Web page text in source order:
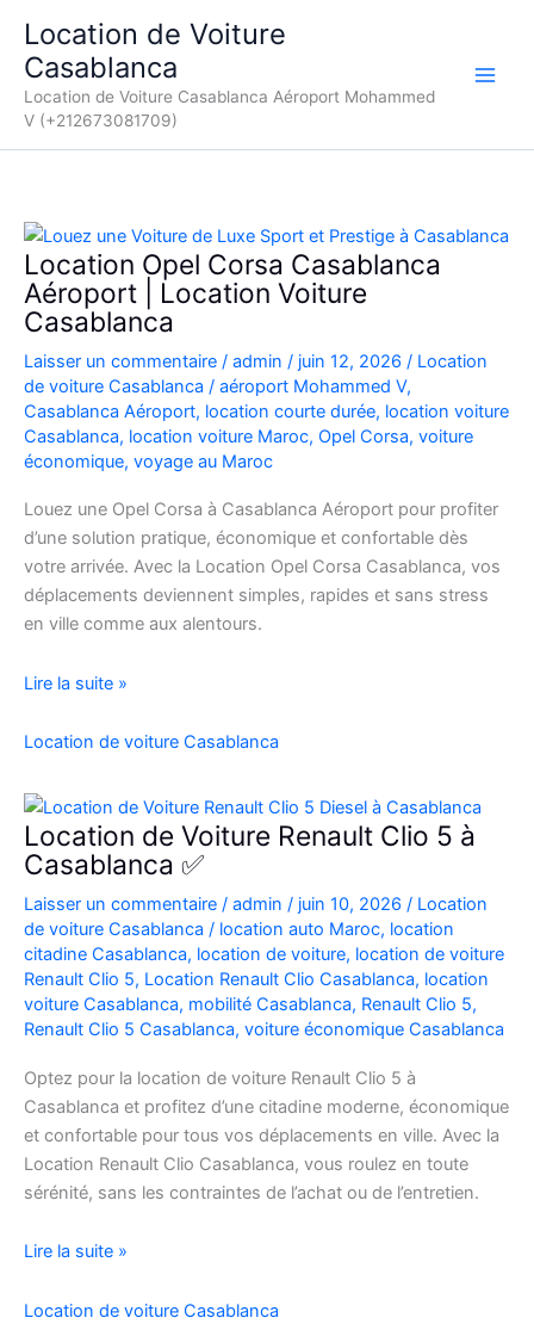
contenu
Location de Voiture
Casablanca
Location de Voiture Casablanca Aéroport Mohammed
V (+212673081709)
Location Opel Corsa Casablanca
Aéroport | Location Voiture
Casablanca
Laisser un commentaire / admin / juin 12, 2026 / Location
de voiture Casablanca / aéroport Mohammed V,
Casablanca Aéroport, location courte durée, location voiture
Casablanca, location voiture Maroc, Opel Corsa, voiture
économique, voyage au Maroc
Louez une Opel Corsa à Casablanca Aéroport pour profiter
d’une solution pratique, économique et confortable dès
votre arrivée. Avec la Location Opel Corsa Casablanca, vos
déplacements deviennent simples, rapides et sans stress
en ville comme aux alentours.
Location
Corsa
Aéroport
|
Location
Voiture
Casablanca
Lire la suite »
Location de voiture Casablanca
Location de Voiture Renault Clio 5 à
Casablanca ✅
Laisser un commentaire / admin / juin 10, 2026 / Location
de voiture Casablanca / location auto Maroc, location
citadine Casablanca, location de voiture, location de voiture
Renault Clio 5, Location Renault Clio Casablanca, location
voiture Casablanca, mobilité Casablanca, Renault Clio 5,
Renault Clio 5 Casablanca, voiture économique Casablanca
Optez pour la location de voiture Renault Clio 5 à
Casablanca et profitez d’une citadine moderne, économique
et confortable pour tous vos déplacements en ville. Avec la
Location Renault Clio Casablanca, vous roulez en toute
sérénité, sans les contraintes de l’achat ou de l’entretien.
Location
Voiture
Lire la suite »
Location de voiture Casablanca